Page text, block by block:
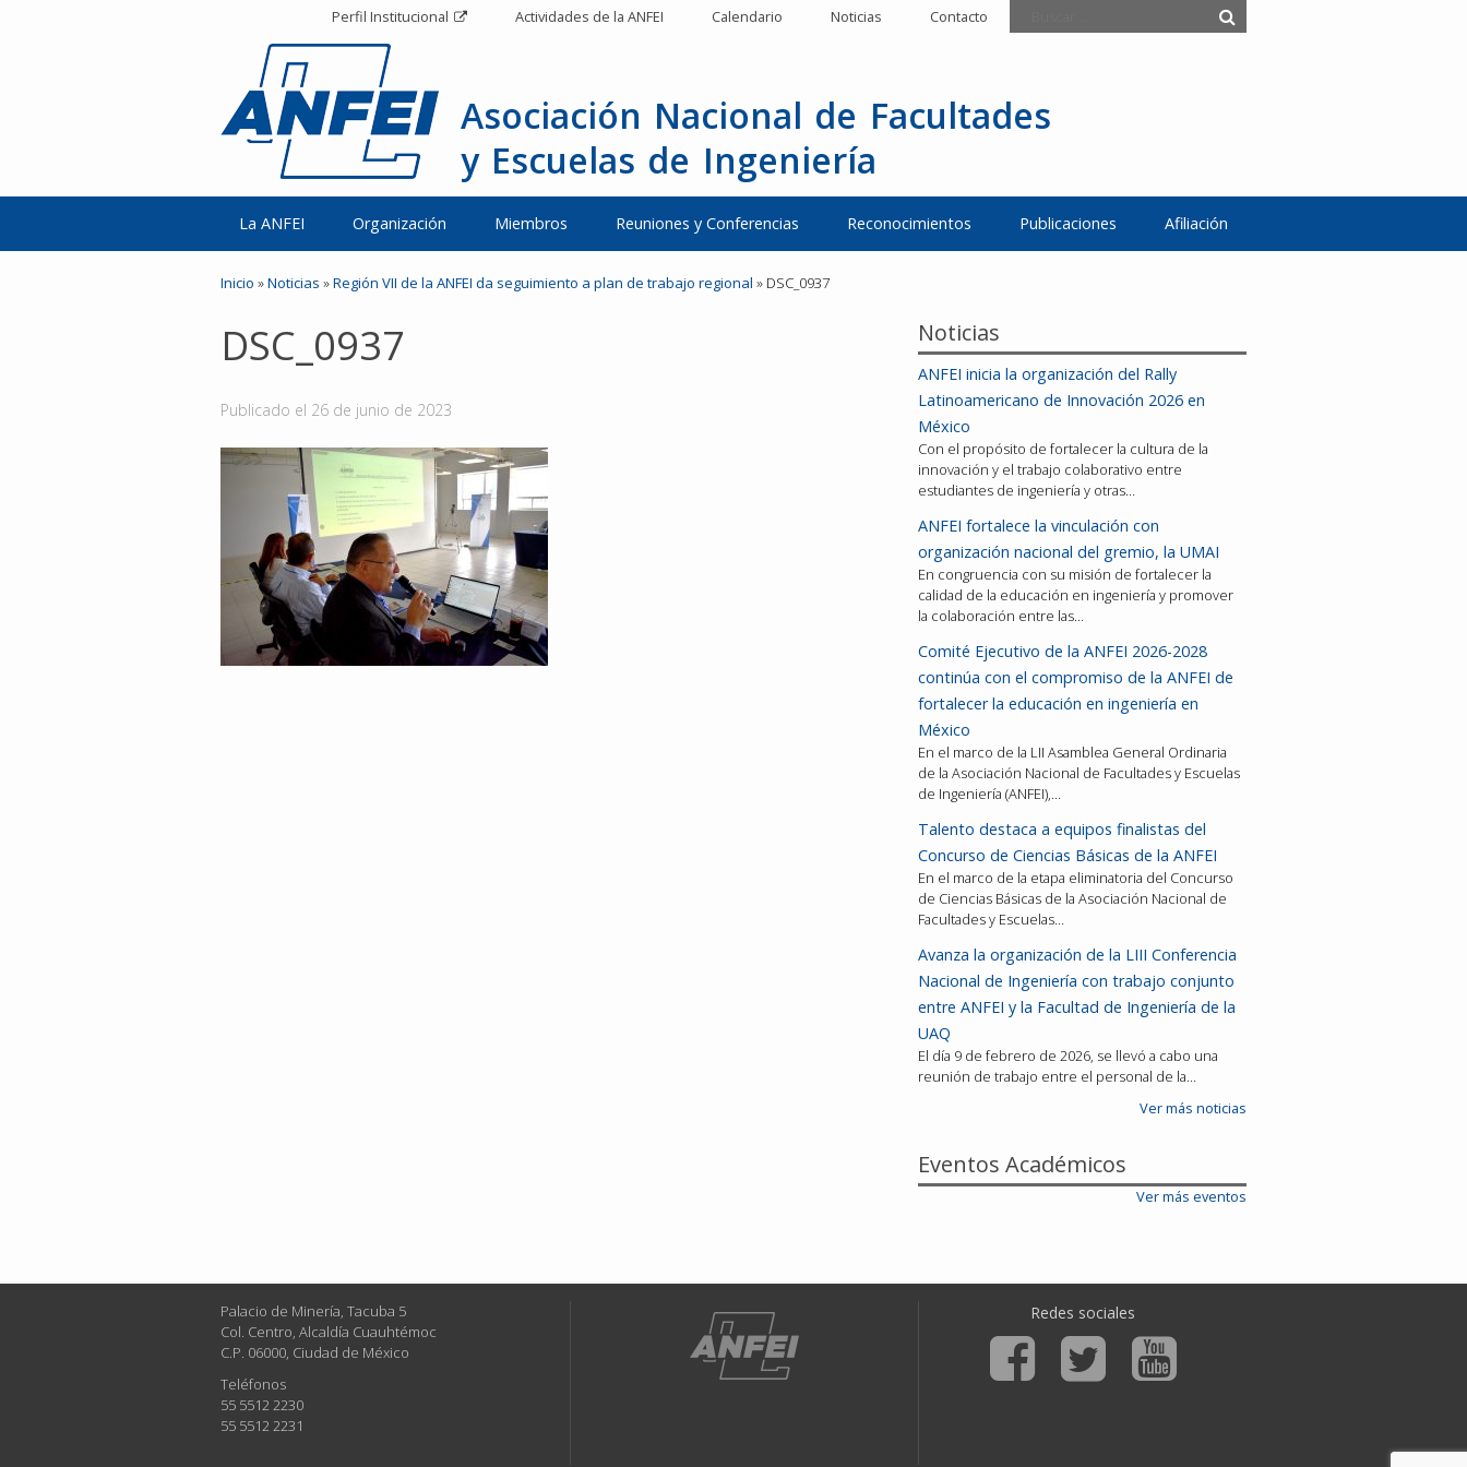
Perfil Institucional Actividades de la ANFEI Calendario Noticias Contacto
Asociación Nacional de Facultades
y Escuelas de Ingeniería
La ANFEI Organización Miembros Reuniones y Conferencias Reconocimientos Publicaciones Afiliación
Inicio »Noticias »Región VII de la ANFEI da seguimiento a plan de trabajo regional » DSC_0937
DSC_0937
Publicado el 26 de junio de 2023
Noticias
ANFEI inicia la organización del Rally
Latinoamericano de Innovación 2026 en
México
Con el propósito de fortalecer la cultura de la
innovación y el trabajo colaborativo entre
estudiantes de ingeniería y otras…
ANFEI fortalece la vinculación con
organización nacional del gremio, la UMAI
En congruencia con su misión de fortalecer la
calidad de la educación en ingeniería y promover
la colaboración entre las…
Comité Ejecutivo de la ANFEI 2026-2028
continúa con el compromiso de la ANFEI de
fortalecer la educación en ingeniería en
México
En el marco de la LII Asamblea General Ordinaria
de la Asociación Nacional de Facultades y Escuelas
de Ingeniería (ANFEI),…
Talento destaca a equipos finalistas del
Concurso de Ciencias Básicas de la ANFEI
En el marco de la etapa eliminatoria del Concurso
de Ciencias Básicas de la Asociación Nacional de
Facultades y Escuelas…
Avanza la organización de la LIII Conferencia
Nacional de Ingeniería con trabajo conjunto
entre ANFEI y la Facultad de Ingeniería de la
UAQ
El día 9 de febrero de 2026, se llevó a cabo una
reunión de trabajo entre el personal de la…
Ver más noticias
Eventos Académicos
Ver más eventos
Palacio de Minería, Tacuba 5
Col. Centro, Alcaldía Cuauhtémoc
C.P. 06000, Ciudad de México
Teléfonos
55 5512 2230
55 5512 2231
Redes sociales